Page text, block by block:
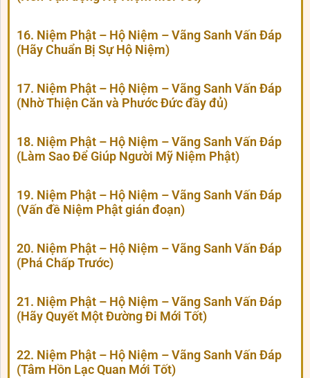
16. Niệm Phật – Hộ Niệm – Vãng Sanh Vấn Đáp
(Hãy Chuẩn Bị Sự Hộ Niệm)
17. Niệm Phật – Hộ Niệm – Vãng Sanh Vấn Đáp
(Nhờ Thiện Căn và Phước Đức đầy đủ)
18. Niệm Phật – Hộ Niệm – Vãng Sanh Vấn Đáp
(Làm Sao Để Giúp Người Mỹ Niệm Phật)
19. Niệm Phật – Hộ Niệm – Vãng Sanh Vấn Đáp
(Vấn đề Niệm Phật gián đoạn)
20. Niệm Phật – Hộ Niệm – Vãng Sanh Vấn Đáp
(Phá Chấp Trước)
21. Niệm Phật – Hộ Niệm – Vãng Sanh Vấn Đáp
(Hãy Quyết Một Đường Đi Mới Tốt)
22. Niệm Phật – Hộ Niệm – Vãng Sanh Vấn Đáp
(Tâm Hồn Lạc Quan Mới Tốt)